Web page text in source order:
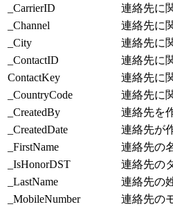
_CarrierID
連絡先に
_Channel
連絡先に
_City
連絡先に
_ContactID
連絡先に
ContactKey
連絡先に
_CountryCode
連絡先に
_CreatedBy
連絡先を
_CreatedDate
連絡先が
_FirstName
連絡先の
_IsHonorDST
連絡先の
_LastName
連絡先の
_MobileNumber
連絡先の